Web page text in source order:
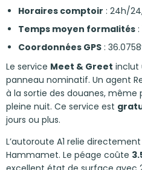
Horaires comptoir : 24h/
Temps moyen formalités
Coordonnées GPS :
Le service Meet & Greet inclut
panneau nominatif. Un agent
à la sortie des douanes, même
pleine nuit. Ce service est
jours ou plus.
L’autoroute A1 relie
Hammamet. Le péage coûte